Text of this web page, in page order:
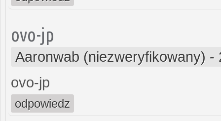
ovo-jp
Aaronwab (niezweryfikowany) -
ovo-jp
odpowiedz